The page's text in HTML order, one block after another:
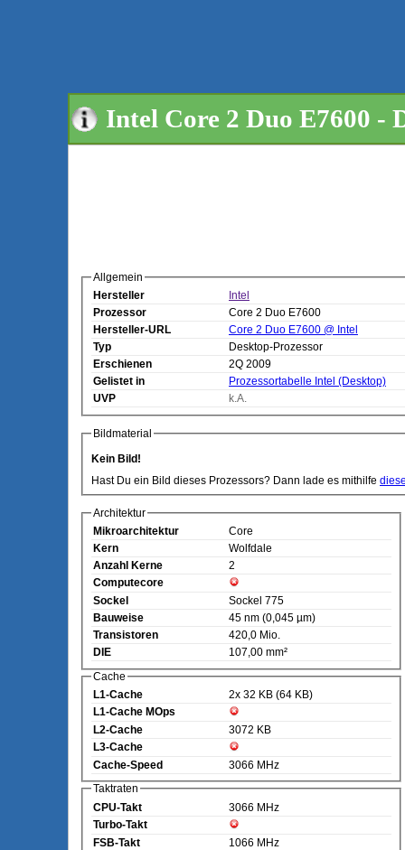
Intel Core 2 Duo E7600 -
Allgemein
Hersteller
Intel
Prozessor
Core 2 Duo E7600
Hersteller-URL
Core 2 Duo E7600 @ Intel
Typ
Desktop-Prozessor
Erschienen
2Q 2009
Gelistet in
Prozessortabelle Intel (Desktop)
UVP
k.A.
Bildmaterial
Kein Bild!
Hast Du ein Bild dieses Prozessors? Dann lade es mithilfe
Architektur
Mikroarchitektur
Core
Kern
Wolfdale
Anzahl Kerne
2
Computecore
Sockel
Sockel 775
Bauweise
45 nm (0,045 µm)
Transistoren
420,0 Mio.
DIE
107,00 mm²
Cache
L1-Cache
2x 32 KB (64 KB)
L1-Cache MOps
L2-Cache
3072 KB
L3-Cache
Cache-Speed
3066 MHz
Taktraten
CPU-Takt
3066 MHz
Turbo-Takt
FSB-Takt
1066 MHz